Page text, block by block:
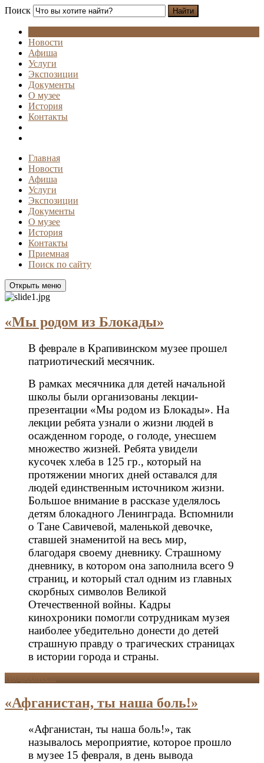
Поиск Найти
Новости
Афиша
Услуги
Экспозиции
Документы
О музее
История
Контакты
Главная
Новости
Афиша
Услуги
Экспозиции
Документы
О музее
История
Контакты
Приемная
Поиск по сайту
Открыть меню
«Мы родом из Блокады»
В феврале в Крапивинском музее прошел
патриотический месячник.
В рамках месячника для детей начальной
школы были организованы лекции-
презентации «Мы родом из Блокады». На
лекции ребята узнали о жизни людей в
осажденном городе, о голоде, унесшем
множество жизней. Ребята увидели
кусочек хлеба в 125 гр., который на
протяжении многих дней оставался для
людей единственным источником жизни.
Большое внимание в рассказе уделялось
детям блокадного Ленинграда. Вспомнили
о Тане Савичевой, маленькой девочке,
ставшей знаменитой на весь мир,
благодаря своему дневнику. Страшному
дневнику, в котором она заполнила всего 9
страниц, и который стал одним из главных
скорбных символов Великой
Отечественной войны. Кадры
кинохроники помогли сотрудникам музея
наиболее убедительно донести до детей
страшную правду о трагических страницах
в истории города и страны.
Подробнее...
«Афганистан, ты наша боль!»
«Афганистан, ты наша боль!», так
называлось мероприятие, которое прошло
в музее 15 февраля, в день вывода